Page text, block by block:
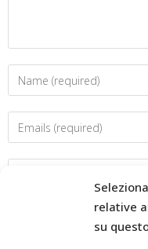
relative
su
Salva il mio nome,